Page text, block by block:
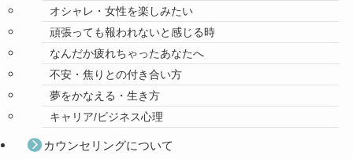
オシャレ・女性を楽しみたい
頑張っても報われないと感じる時
なんだか疲れちゃったあなたへ
不安・焦りとの付き合い方
夢をかなえる・生き方
キャリア/ビジネス心理
カウンセリングについて